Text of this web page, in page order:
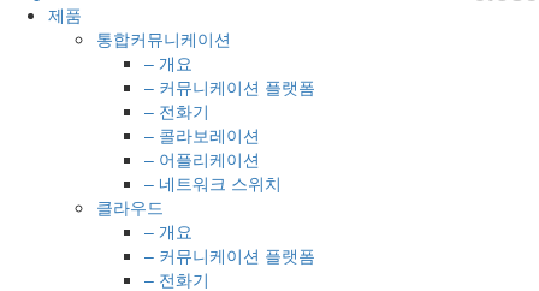
제품
통합커뮤니케이션
– 개요
– 커뮤니케이션 플랫폼
– 전화기
– 콜라보레이션
– 어플리케이션
– 네트워크 스위치
클라우드
– 개요
– 커뮤니케이션 플랫폼
– 전화기